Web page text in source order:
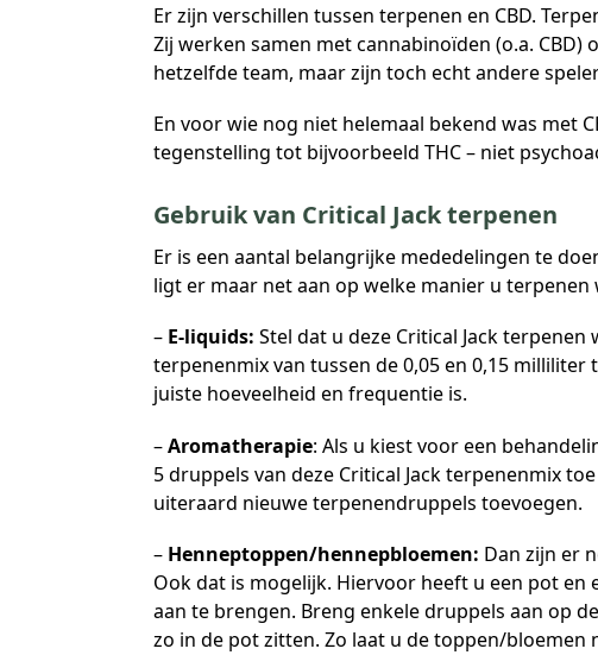
Er zijn verschillen tussen terpenen en CBD.
Zij werken samen met cannabinoïden (o.a.
hetzelfde team, maar zijn toch echt andere
En voor wie nog niet helemaal bekend was met
tegenstelling tot bijvoorbeeld THC – niet
Gebruik van Critical Jack terpenen
Er is een aantal belangrijke mededelingen te
ligt er maar net aan op welke manier u terpenen
– E-liquids: Stel dat u deze Critical Jack
terpenenmix van tussen de 0,05 en 0,15
juiste hoeveelheid en frequentie is.
–Aromatherapie: Als u kiest voor een
5 druppels van deze Critical Jack terpenenmix
uiteraard nieuwe terpenendruppels toevoegen.
–Henneptoppen/hennepbloemen: Dan zijn er
Ook dat is mogelijk. Hiervoor heeft u een pot
aan te brengen. Breng enkele druppels aan op
zo in de pot zitten. Zo laat u de toppen/bloemen